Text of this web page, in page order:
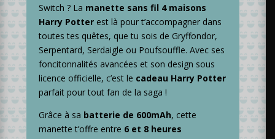
Switch ? La manette sans fil 4 maisons
Harry Potter est là pour t’accompagner dans
toutes tes quêtes, que tu sois de Gryffondor,
Serpentard, Serdaigle ou Poufsouffle. Avec ses
foncitonnalités avancées et son design sous
licence officielle, c’est le cadeau Harry Potter
parfait pour tout fan de la saga !
Grâce à sa batterie de 600mAh, cette
manette t’offre entre 6 et 8 heures